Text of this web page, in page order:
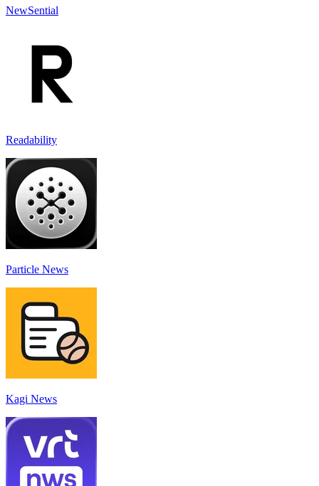
NewSential
Readability
Particle News
Kagi News